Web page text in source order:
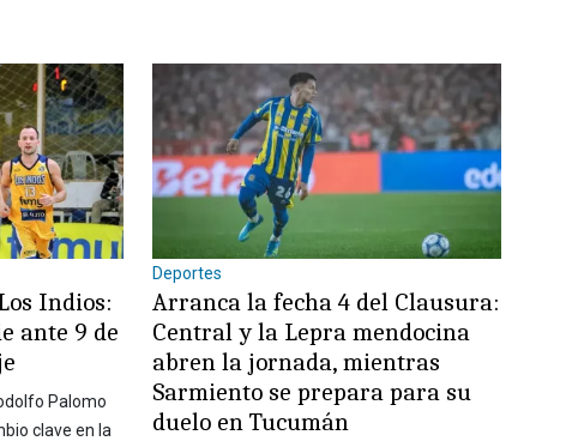
Indios:
ante 9 de
Palomo
clave en la
Deportes
Arranca la fecha 4 del Clausura:
Central y la Lepra mendocina
abren la jornada, mientras
Sarmiento se prepara para su
duelo en Tucumán